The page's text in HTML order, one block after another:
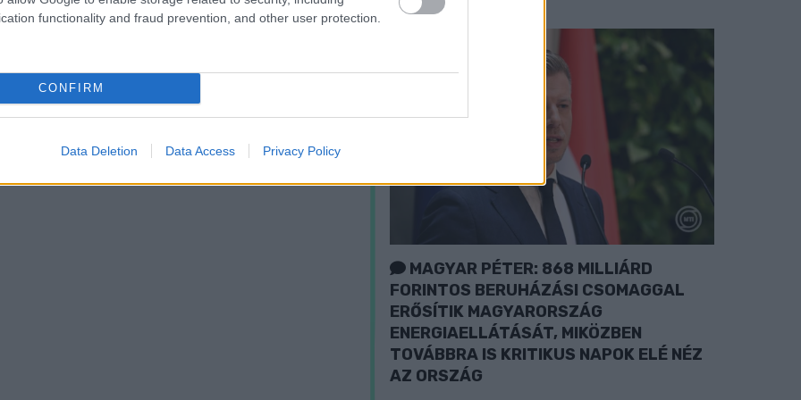
functionality and fraud prevention, and other user protection.
CONFIRM
Data Deletion Data Access Privacy Policy
MAGYAR PÉTER: 868 MILLIÁRD
FORINTOS BERUHÁZÁSI CSOMAGGAL
ERŐSÍTIK MAGYARORSZÁG
ENERGIAELLÁTÁSÁT, MIKÖZBEN
TOVÁBBRA IS KRITIKUS NAPOK ELÉ NÉZ
AZ ORSZÁG